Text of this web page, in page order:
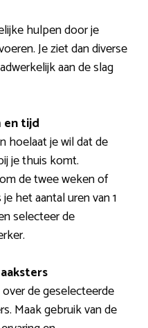
hulpen door je
Je ziet dan diverse
aan de slag
en tijd
hoelaat je wil dat de
je thuis komt.
de twee weken of
het aantal uren van 1
selecteer de
de geselecteerde
Maak gebruik van de